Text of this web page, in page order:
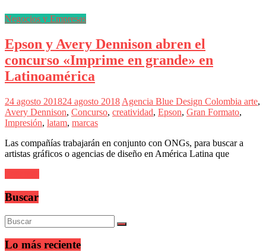
de
Mercadeo
y
Medios
de
la
Agencia
Blue
Design
Colombia
y
sus
filiales
en
América
Latina
|
Una
mirada
y
Negocios y Empresas
Epson y Avery Dennison abren el
concurso «Imprime en grande» en
Latinoamérica
24 agosto 201824 agosto 2018 Agencia Blue Design Colombia arte,
Avery Dennison, Concurso, creatividad, Epson, Gran Formato,
Impresión, latam, marcas
Las compañías trabajarán en conjunto con ONGs, para buscar a
artistas gráficos o agencias de diseño en América Latina que
Buscar
Lo más reciente